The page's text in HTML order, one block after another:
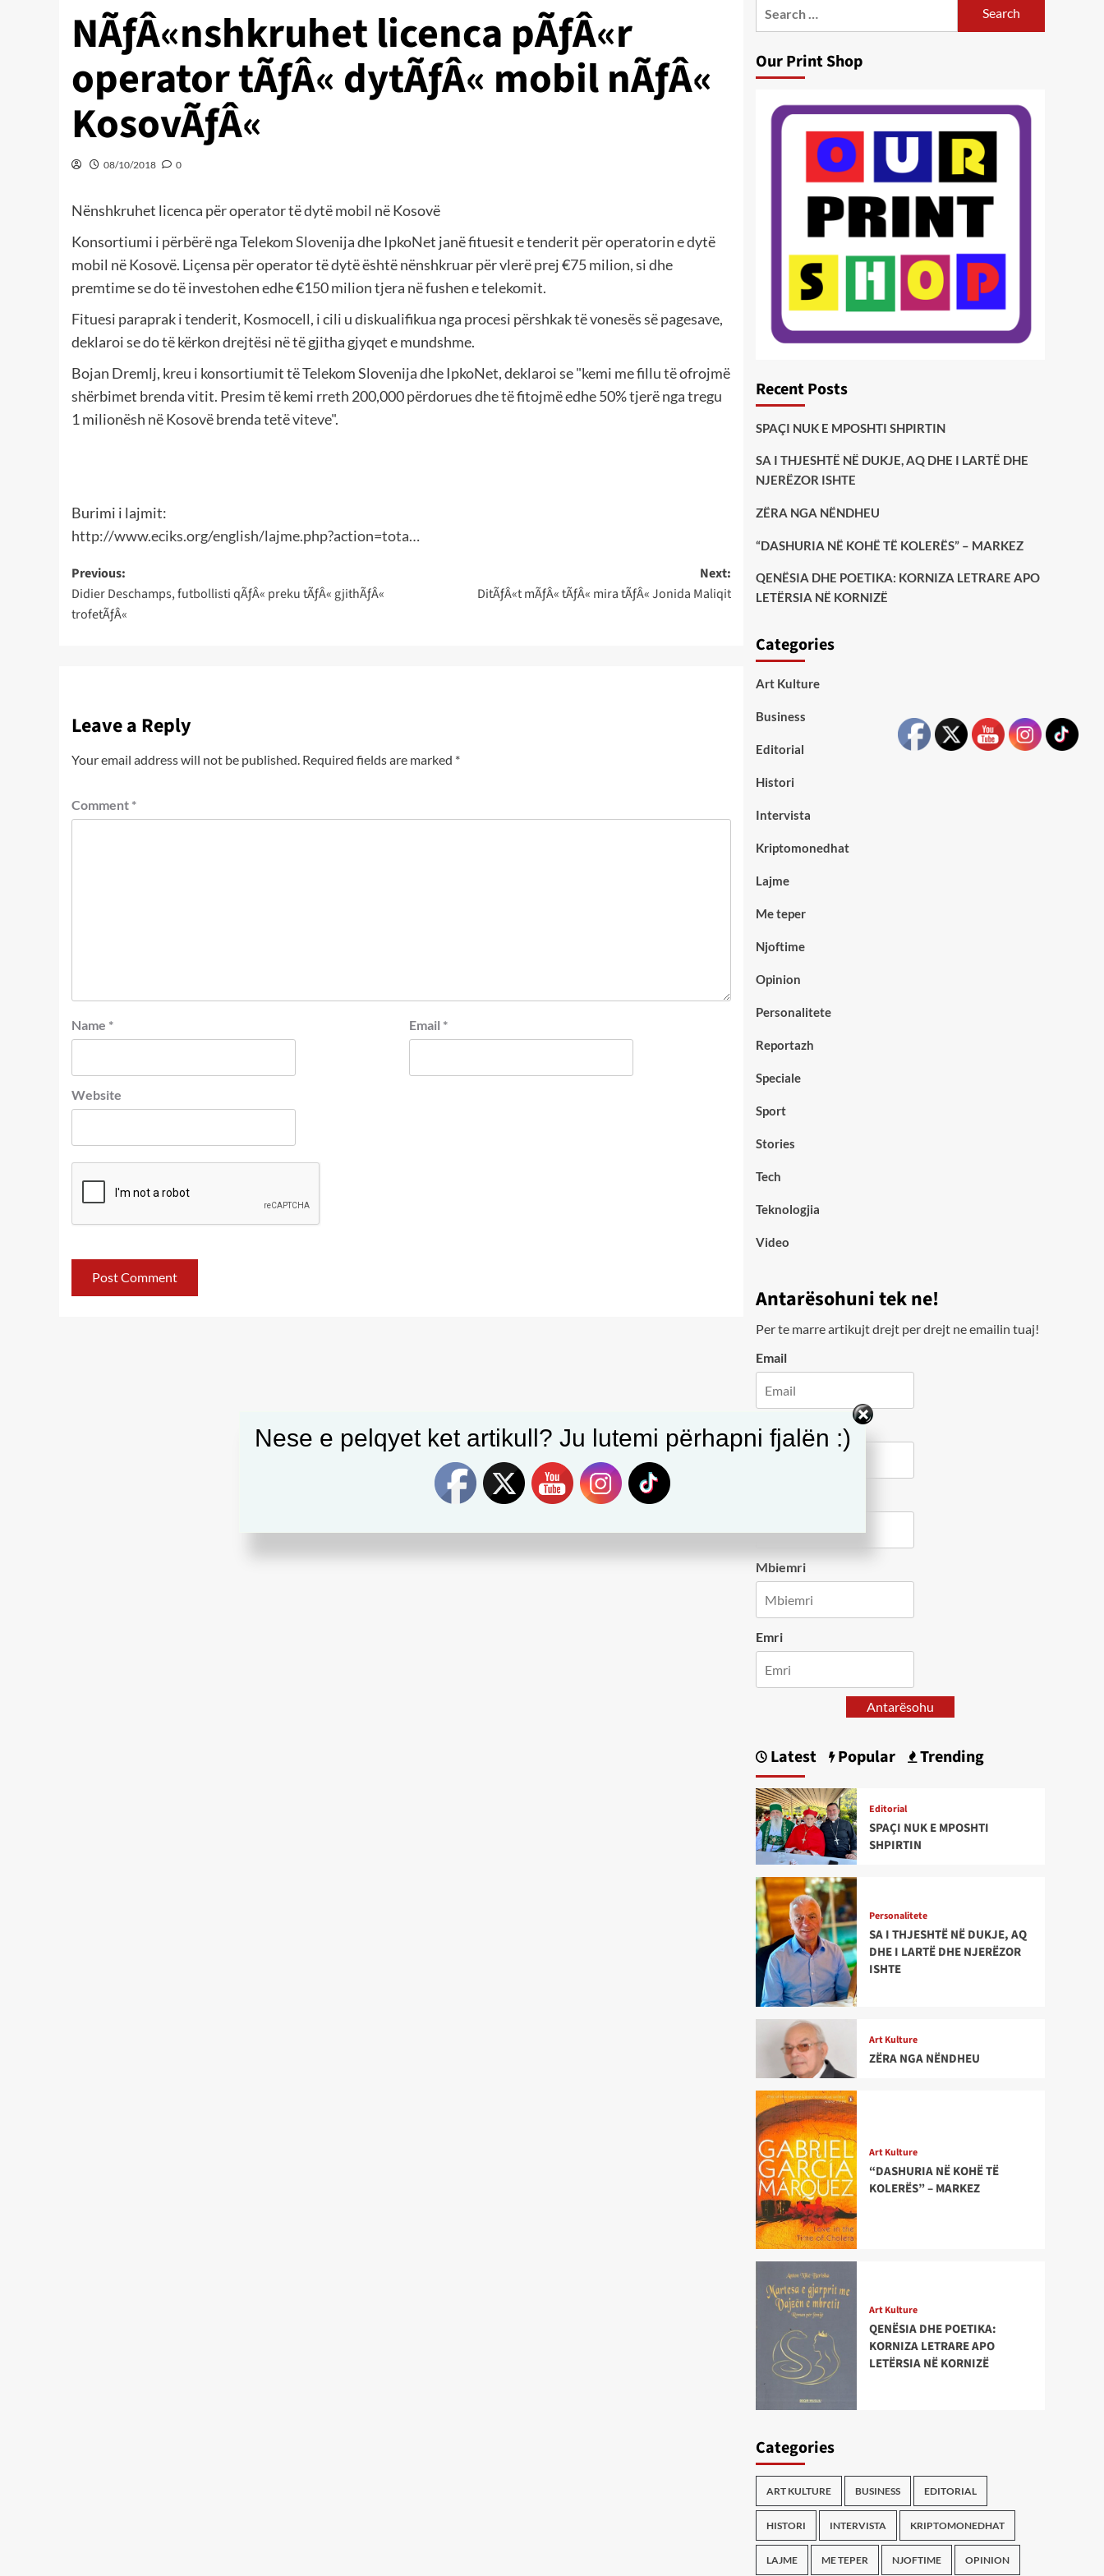
NÃƒÂ«nshkruhet licenca pÃƒÂ«r
operator tÃƒÂ« dytÃƒÂ« mobil nÃƒÂ«
KosovÃƒÂ«
08/10/2018 0
Nënshkruhet licenca për operator të dytë mobil në Kosovë
Konsortiumi i përbërë nga Telekom Slovenija dhe IpkoNet janë fituesit e tenderit për operatorin e dytë
mobil në Kosovë. Liçensa për operator të dytë është nënshkruar për vlerë prej €75 milion, si dhe
premtime se do të investohen edhe €150 milion tjera në fushen e telekomit.
Fituesi paraprak i tenderit, Kosmocell, i cili u diskualifikua nga procesi përshkak të vonesës së pagesave,
deklaroi se do të kërkon drejtësi në të gjitha gjyqet e mundshme.
Bojan Dremlj, kreu i konsortiumit të Telekom Slovenija dhe IpkoNet, deklaroi se "kemi me fillu të ofrojmë
shërbimet brenda vitit. Presim të kemi rreth 200,000 përdorues dhe të fitojmë edhe 50% tjerë nga tregu
1 milionësh në Kosovë brenda tetë viteve".
Burimi i lajmit:
http://www.eciks.org/english/lajme.php?action=tota…
Post
navigation
Previous:
Didier Deschamps, futbollisti qÃƒÂ« preku tÃƒÂ« gjithÃƒÂ«
trofetÃƒÂ«
Next:
DitÃƒÂ«t mÃƒÂ« tÃƒÂ« mira tÃƒÂ« Jonida Maliqit
Leave a Reply
Your email address will not be published. Required fields are marked *
Comment *
Name * Email *
Website
Our Print Shop
Recent Posts
SPAÇI NUK E MPOSHTI SHPIRTIN
SA I THJESHTË NË DUKJE, AQ DHE I LARTË DHE
NJERËZOR ISHTE
ZËRA NGA NËNDHEU
“DASHURIA NË KOHË TË KOLERËS” – MARKEZ
QENËSIA DHE POETIKA: KORNIZA LETRARE APO
LETËRSIA NË KORNIZË
Categories
Art Kulture
Business
Editorial
Histori
Intervista
Kriptomonedhat
Lajme
Me teper
Njoftime
Opinion
Personalitete
Reportazh
Speciale
Sport
Stories
Tech
Teknologjia
Video
Antarësohuni tek ne!
Per te marre artikujt drejt per drejt ne emailin tuaj!
Email
City
Mbiemri
Emri
Antarësohu
Latest Popular Trending
Editorial
SPAÇI NUK E MPOSHTI
SHPIRTIN
Personalitete
SA I THJESHTË NË DUKJE, AQ
DHE I LARTË DHE NJERËZOR
ISHTE
Art Kulture
ZËRA NGA NËNDHEU
Art Kulture
“DASHURIA NË KOHË TË
KOLERËS” – MARKEZ
Art Kulture
QENËSIA DHE POETIKA:
KORNIZA LETRARE APO
LETËRSIA NË KORNIZË
Categories
ART KULTURE BUSINESS EDITORIAL
HISTORI INTERVISTA KRIPTOMONEDHAT
LAJME ME TEPER NJOFTIME OPINION
Nese e pelqyet ket artikull? Ju lutemi përhapni fjalën :)